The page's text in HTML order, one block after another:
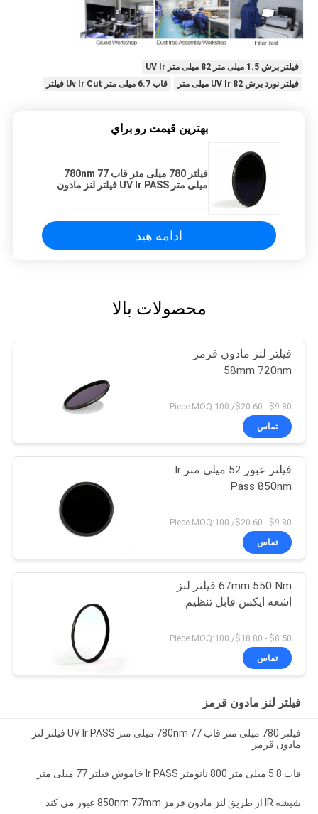
فیلتر برش 1.5 میلی متر 82 میلی متر UV Ir
فیلتر نورد برش UV Ir 82 میلی متر
قاب 6.7 میلی متر Uv Ir Cut فیلتر
بهترين قيمت رو براي
فیلتر 780 میلی متر قاب 780nm 77
میلی متر UV Ir PASS فیلتر لنز مادون
ادامه هید
محصولات بالا
فیلتر لنز مادون قرمز
58mm 720nm
$9.80 - $20.60/ Piece MOQ:100
تماس
فیلتر عبور 52 میلی متر Ir
Pass 850nm
$9.80 - $20.60/ Piece MOQ:100
تماس
67mm 550 Nm فیلتر لنز
اشعه ایکس قابل تنظیم
$8.50 - $18.80/ Piece MOQ:100
تماس
فیلتر لنز مادون قرمز
فیلتر 780 میلی متر قاب 780nm 77 میلی متر UV Ir PASS فیلتر لنز
مادون قرمز
قاب 5.8 میلی متر 800 نانومتر Ir PASS خاموش فیلتر 77 میلی متر
شیشه IR از طریق لنز مادون قرمز 850nm 77mm عبور می کند